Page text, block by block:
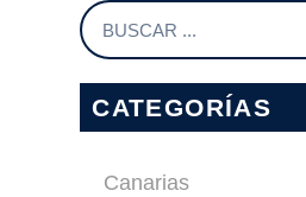
CATEGORÍAS
Canarias